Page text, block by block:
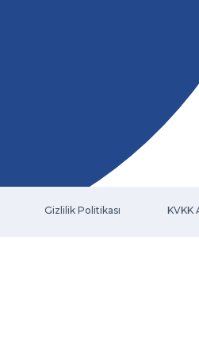
Gizlilik Politikası KVKK